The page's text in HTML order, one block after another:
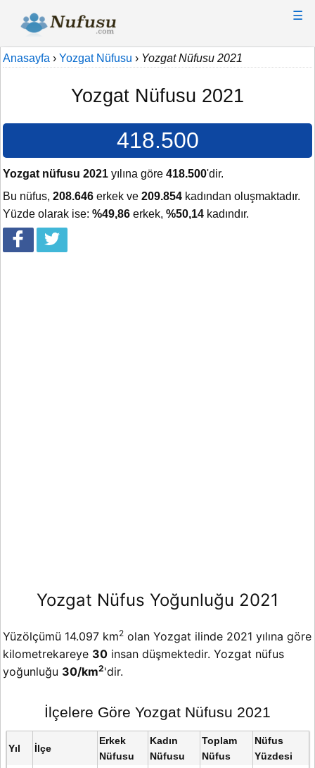
☰
Anasayfa › Yozgat Nüfusu › Yozgat Nüfusu 2021
Yozgat Nüfusu 2021
418.500
Yozgat nüfusu 2021 yılına göre 418.500'dir.
Bu nüfus, 208.646 erkek ve 209.854 kadından oluşmaktadır.
Yüzde olarak ise: %49,86 erkek, %50,14 kadındır.
Yozgat Nüfus Yoğunluğu 2021
Yüzölçümü 14.097 km2 olan Yozgat ilinde 2021 yılına göre
kilometrekareye 30 insan düşmektedir. Yozgat nüfus
yoğunluğu 30/km2'dir.
İlçelere Göre Yozgat Nüfusu 2021
Yıl İlçe
Erkek
Nüfusu
Kadın
Nüfusu
Toplam
Nüfus
Nüfus
Yüzdesi